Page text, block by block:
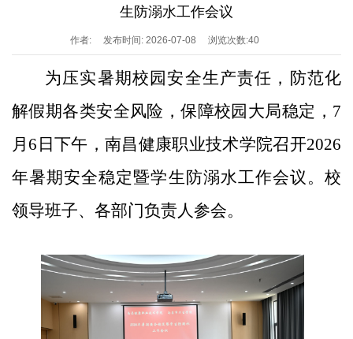
生防溺水工作会议
作者: 发布时间: 2026-07-08 浏览次数:40
为压实暑期校园安全生产责任，防范化
解假期各类安全风险，保障校园大局稳定，7
月6日下午，南昌健康职业技术学院召开2026
年暑期安全稳定暨学生防溺水工作会议。校
领导班子、各部门负责人参会。